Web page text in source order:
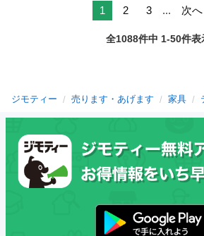
1 2 3 ... 次へ
全1088件中 1-50件表
ジモティー 売ります・あげます 家具